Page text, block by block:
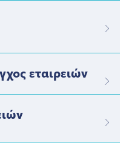
εταιρειών